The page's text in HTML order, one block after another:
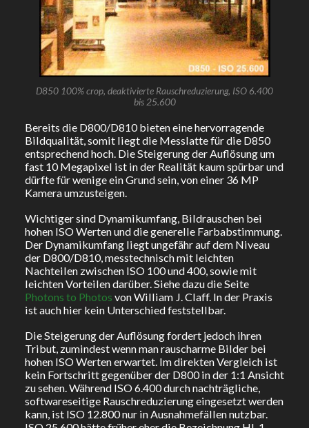
D850 100% crop, deaktivierte Rauschreduzierung, ISO 6.400
bis 25.600
Bereits die D800/D810 bieten eine hervorragende
Bildqualität, somit liegt die Messlatte für die D850
entsprechend hoch. Die Steigerung der Auflösung um
fast 10 Megapixel ist in der Realität kaum spürbar und
dürfte für wenige ein Grund sein, von einer 36 MP
Kamera umzusteigen.
Wichtiger sind Dynamikumfang, Bildrauschen bei
hohen ISO Werten und die generelle Farbabstimmung.
Der Dynamikumfang liegt ungefähr auf dem Niveau
der D800/D810, messtechnisch mit leichten
Nachteilen zwischen ISO 100 und 400, sowie mit
leichten Vorteilen darüber. Siehe dazu die Seite
Photons to Photos von William J. Claff. In der Praxis
ist auch hier kein Unterschied feststellbar.
Die Steigerung der Auflösung fordert jedoch ihren
Tribut, zumindest wenn man rauscharme Bilder bei
hohen ISO Werten erwartet. Im direkten Vergleich ist
kein Fortschritt gegenüber der D800 in der 1:1 Ansicht
zu sehen. Während ISO 6.400 durch nachträgliche,
softwareseitige Rauschreduzierung eingesetzt werden
kann, ist ISO 12.800 nur in Ausnahmefällen nutzbar.